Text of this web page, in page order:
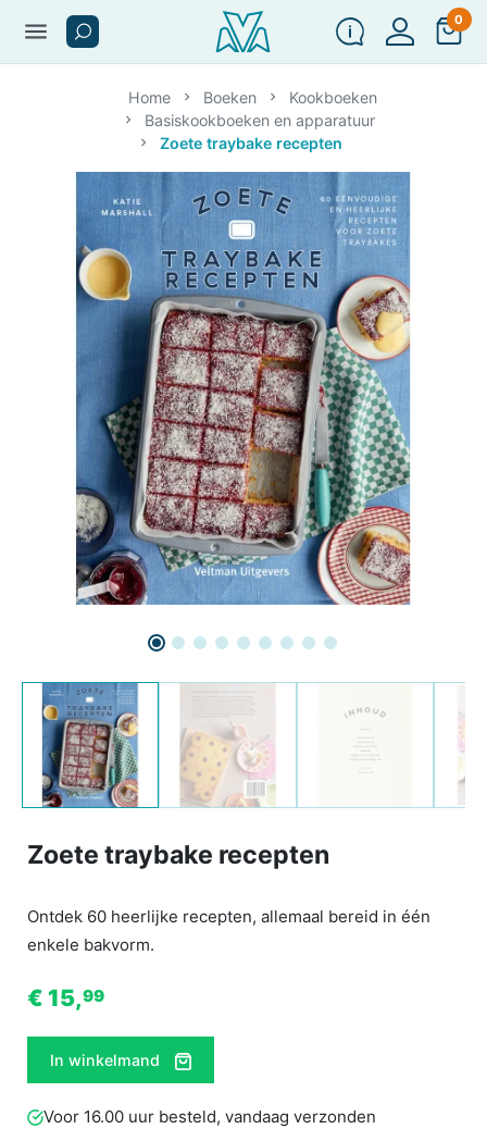
menu 0
Home Boeken
Kookboeken
Basiskookboeken en apparatuur
Zoete traybake recepten
Zoete traybake recepten
Ontdek 60 heerlijke recepten, allemaal bereid in één
enkele bakvorm.
€ 15,99
In winkelmand
Voor 16.00 uur besteld, vandaag verzonden